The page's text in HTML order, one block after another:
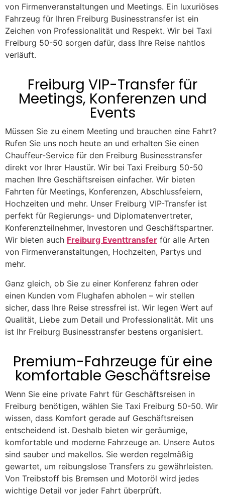
von Firmenveranstaltungen und Meetings. Ein luxuriöses
Fahrzeug für Ihren Freiburg Businesstransfer ist ein
Zeichen von Professionalität und Respekt. Wir bei Taxi
Freiburg 50-50 sorgen dafür, dass Ihre Reise nahtlos
verläuft.
Freiburg VIP-Transfer für
Meetings, Konferenzen und
Events
Müssen Sie zu einem Meeting und brauchen eine Fahrt?
Rufen Sie uns noch heute an und erhalten Sie einen
Chauffeur-Service für den Freiburg Businesstransfer
direkt vor Ihrer Haustür. Wir bei Taxi Freiburg 50-50
machen Ihre Geschäftsreisen einfacher. Wir bieten
Fahrten für Meetings, Konferenzen, Abschlussfeiern,
Hochzeiten und mehr. Unser Freiburg VIP-Transfer ist
perfekt für Regierungs- und Diplomatenvertreter,
Konferenzteilnehmer, Investoren und Geschäftspartner.
Wir bieten auch Freiburg Eventtransfer für alle Arten
von Firmenveranstaltungen, Hochzeiten, Partys und
mehr.
Ganz gleich, ob Sie zu einer Konferenz fahren oder
einen Kunden vom Flughafen abholen – wir stellen
sicher, dass Ihre Reise stressfrei ist. Wir legen Wert auf
Qualität, Liebe zum Detail und Professionalität. Mit uns
ist Ihr Freiburg Businesstransfer bestens organisiert.
Premium-Fahrzeuge für eine
komfortable Geschäftsreise
Wenn Sie eine private Fahrt für Geschäftsreisen in
Freiburg benötigen, wählen Sie Taxi Freiburg 50-50. Wir
wissen, dass Komfort gerade auf Geschäftsreisen
entscheidend ist. Deshalb bieten wir geräumige,
komfortable und moderne Fahrzeuge an. Unsere Autos
sind sauber und makellos. Sie werden regelmäßig
gewartet, um reibungslose Transfers zu gewährleisten.
Von Treibstoff bis Bremsen und Motoröl wird jedes
wichtige Detail vor jeder Fahrt überprüft.